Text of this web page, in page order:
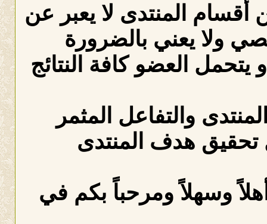
المنتدى لا يعبر عن
ولا يعني بالضرورة
العضو كافة النتائج
والتفاعل المثمر
هدف المنتدى
وسهلاً ومرحباً بكم في